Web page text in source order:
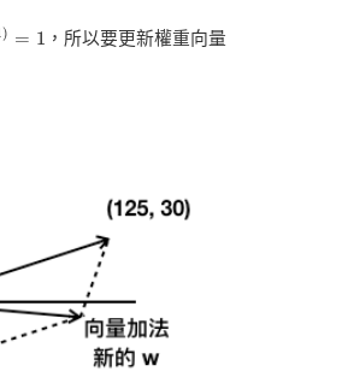
) = 1
) =1 ，所以要更新權重向量